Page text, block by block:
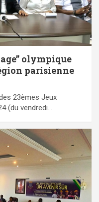
olympique
parisienne
23èmes Jeux
(du vendredi…